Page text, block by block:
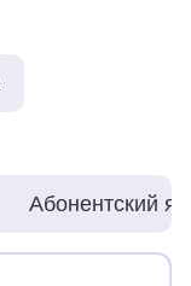
Абонентский